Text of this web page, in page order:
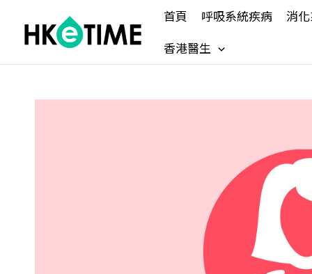
content
首頁 呼吸系統疾病
消
香港醫生